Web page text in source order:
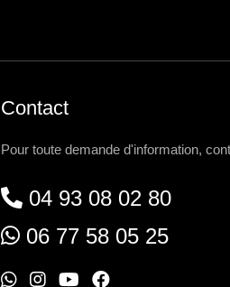
Contact
Pour toute demande d'information,
04 93 08 02 80
06 77 58 05 25